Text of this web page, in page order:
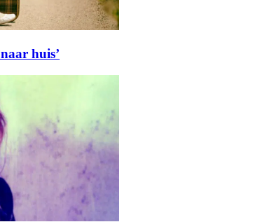
huis’